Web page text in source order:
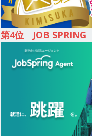
第4位 JOB SPRING